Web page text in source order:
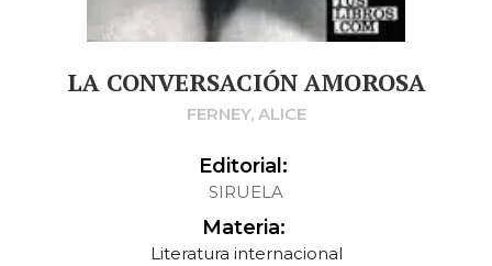
LA CONVERSACIÓN AMOROSA
FERNEY, ALICE
Editorial:
SIRUELA
Materia:
Literatura internacional